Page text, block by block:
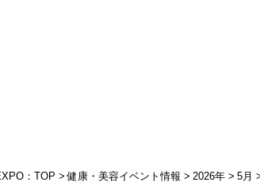
：TOP > 健康・美容イベント情報 > 2026年> 5月